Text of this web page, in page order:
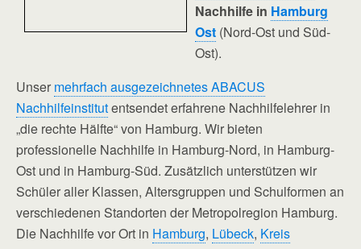
Nachhilfe in Hamburg
Ost (Nord-Ost und Süd-
Ost).
Unser mehrfach ausgezeichnetes ABACUS
Nachhilfeinstitutentsendet erfahrene Nachhilfelehrer in
„die rechte Hälfte“ von Hamburg. Wir bieten
professionelle Nachhilfe in Hamburg-Nord, in Hamburg-
Ost und in Hamburg-Süd. Zusätzlich unterstützen wir
Schüler aller Klassen, Altersgruppen und Schulformen an
verschiedenen Standorten der Metropolregion Hamburg.
Die Nachhilfe vor Ort in Hamburg, Lübeck, Kreis